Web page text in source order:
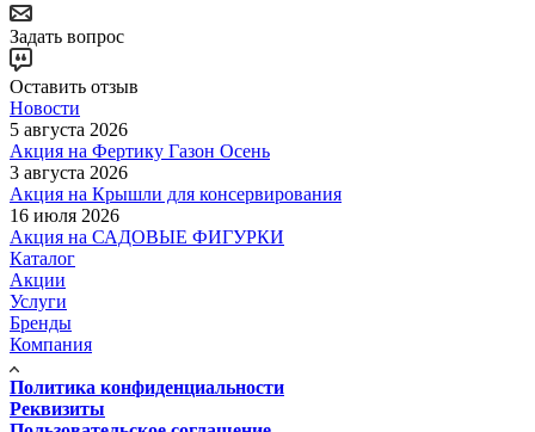
Задать вопрос
Оставить отзыв
Новости
5 августа 2026
Акция на Фертику Газон Осень
3 августа 2026
Акция на Крышли для консервирования
16 июля 2026
Акция на САДОВЫЕ ФИГУРКИ
Каталог
Акции
Услуги
Бренды
Компания
Политика конфиденциальности
Реквизиты